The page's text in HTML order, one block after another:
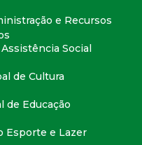
e Recursos
Social
de Cultura
de Educação
Esporte e Lazer